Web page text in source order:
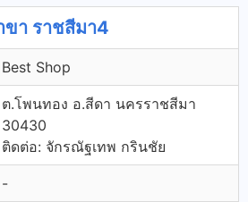
ขา ราชสีมา4
Best Shop
ต.โพนทอง อ.สีดา นครราชสีมา
30430
ติดต่อ: จักรณัฐเทพ กรินชัย
-